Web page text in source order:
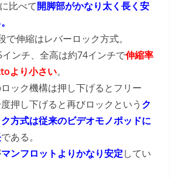
比べて開脚部がかなり太く長く安
で伸縮はレバーロック方式。
ンチ、全高は約74インチで伸縮率
より小さい。
ック機構は押し下げるとフリー
押し下げると再びロックという ク
方式は従来のビデオモノポッドに
である。
マンフロットよりかなり安定してい